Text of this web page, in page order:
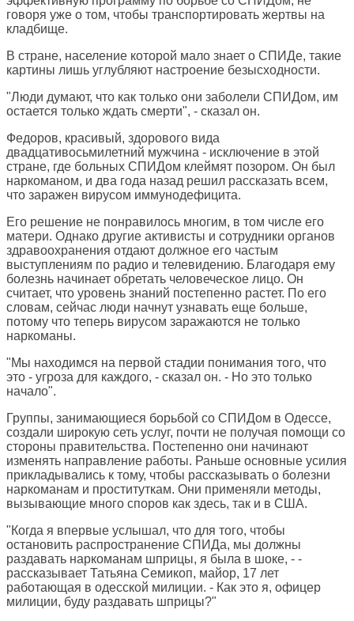
говоря уже о том, чтобы транспортировать жертвы на
кладбище.
В стране, население которой мало знает о СПИДе, такие
картины лишь углубляют настроение безысходности.
"Люди думают, что как только они заболели СПИДом, им
остается только ждать смерти", - сказал он.
Федоров, красивый, здорового вида
двадцативосьмилетний мужчина - исключение в этой
стране, где больных СПИДом клеймят позором. Он был
наркоманом, и два года назад решил рассказать всем,
что заражен вирусом иммунодефицита.
Его решение не понравилось многим, в том числе его
матери. Однако другие активисты и сотрудники органов
здравоохранения отдают должное его частым
выступлениям по радио и телевидению. Благодаря ему
болезнь начинает обретать человеческое лицо. Он
считает, что уровень знаний постепенно растет. По его
словам, сейчас люди начнут узнавать еще больше,
потому что теперь вирусом заражаются не только
наркоманы.
"Мы находимся на первой стадии понимания того, что
это - угроза для каждого, - сказал он. - Но это только
начало".
Группы, занимающиеся борьбой со СПИДом в Одессе,
создали широкую сеть услуг, почти не получая помощи со
стороны правительства. Постепенно они начинают
изменять направление работы. Раньше основные усилия
прикладывались к тому, чтобы рассказывать о болезни
наркоманам и проституткам. Они применяли методы,
вызывающие много споров как здесь, так и в США.
"Когда я впервые услышал, что для того, чтобы
остановить распространение СПИДа, мы должны
раздавать наркоманам шприцы, я была в шоке, - -
рассказывает Татьяна Семикоп, майор, 17 лет
работающая в одесской милиции. - Как это я, офицер
милиции, буду раздавать шприцы?"